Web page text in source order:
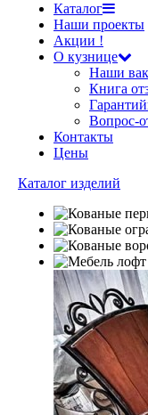
Каталог
Наши проекты
Акции !
О кузнице
Наши
Книга
Вопрос-
Контакты
Цены
Каталог изделий